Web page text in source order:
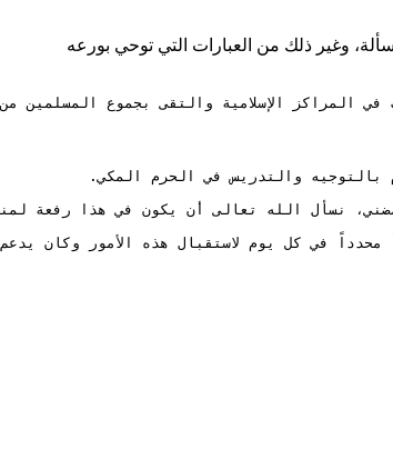
وغير ذلك من العبارات التي توحي بورعه
المراكز الإسلامية والتقى بجموع المسلمين
في كل يوم لاستقبال هذه الأمور